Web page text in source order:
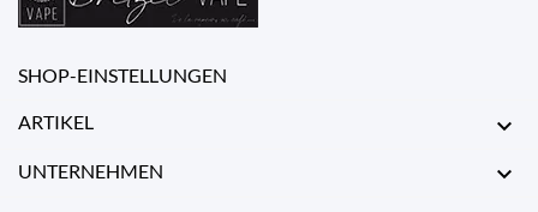
SHOP-EINSTELLUNGEN
ARTIKEL 
UNTERNEHMEN 